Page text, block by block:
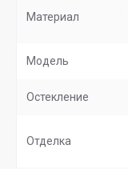
Материал
Модель
Остекление
Отделка